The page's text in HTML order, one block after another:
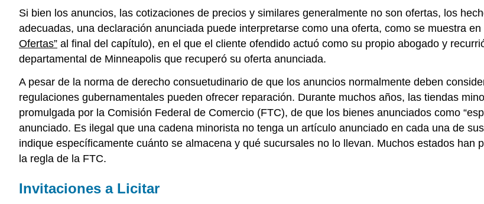
Si bien los anuncios, las cotizaciones de precios y similares generalmente no son ofertas, los
adecuadas, una declaración anunciada puede interpretarse como una oferta, como se muestra
Ofertas” al final del capítulo), en el que el cliente ofendido actuó como su propio abogado y
departamental de Minneapolis que recuperó su oferta anunciada.
A pesar de la norma de derecho consuetudinario de que los anuncios normalmente deben
regulaciones gubernamentales pueden ofrecer reparación. Durante muchos años, las tiendas
promulgada por la Comisión Federal de Comercio (FTC), de que los bienes anunciados como
anunciado. Es ilegal que una cadena minorista no tenga un artículo anunciado en cada una de
indique específicamente cuánto se almacena y qué sucursales no lo llevan. Muchos estados
la regla de la FTC.
Invitaciones a Licitar